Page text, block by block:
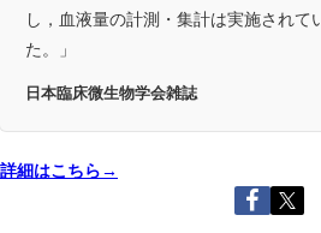
し，血液量の計測・集計は実施されて
た。」
日本臨床微生物学会雑誌
詳細はこちら→